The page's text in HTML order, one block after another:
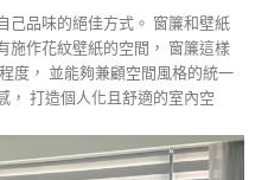
己品味的絕佳方式。 窗簾和壁紙
施作花紋壁紙的空間， 窗簾這樣
度， 並能夠兼顧空間風格的統一
， 打造個人化且舒適的室內空